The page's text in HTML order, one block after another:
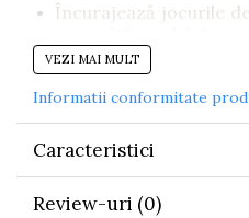
Încurajează jocurile
Dezvoltă
motrice fine.
Stimulează
interesul pentru
Oferă o experiență
funcțiilor inofensive.
VEZI MAI MULT
Informatii conformitate
Caracteristici
Review-uri (0)